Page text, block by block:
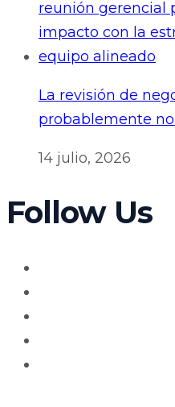
La revisión de
probablemente
14 julio, 2026
Follow Us